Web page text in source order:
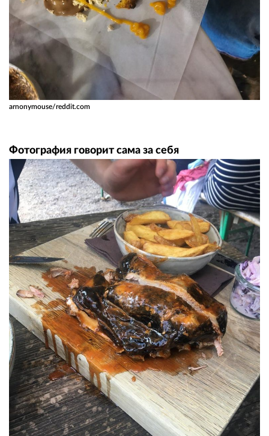
arnonymouse/reddit.com
Фотография говорит сама за себя